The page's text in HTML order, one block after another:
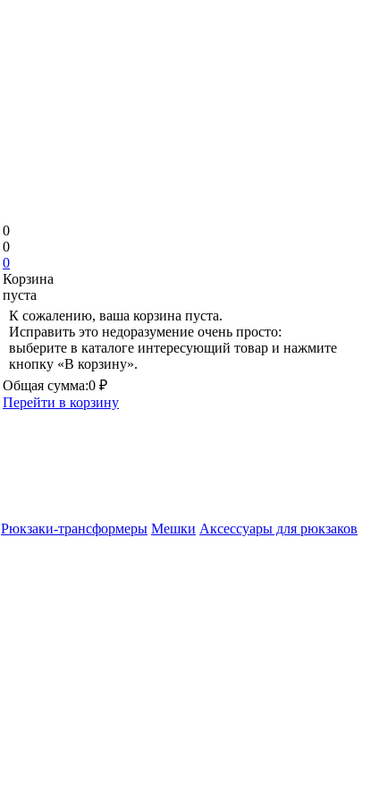
0
0
0
Корзина
пуста
К сожалению, ваша корзина пуста.
Исправить это недоразумение очень просто:
выберите в каталоге интересующий товар и нажмите
кнопку «В корзину».
Общая сумма:0 ₽
Перейти в корзину
Рюкзаки-трансформеры Мешки Аксессуары для рюкзаков